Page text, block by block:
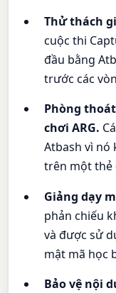
Thử thách
cuộc thi
đầu bằng
trước các
Phòng
chơi ARG.
Atbash vì nó
trên một thẻ
Giảng dạy
phản chiếu
và được sử
mật mã học
Bảo vệ nội